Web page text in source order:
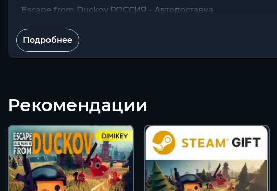
Escape from Duckov РОССИЯ - Автодоставка
Подробнее
Рекомендации